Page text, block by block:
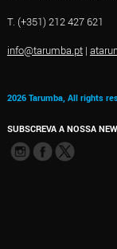
T. (+351) 212 427 621
info@tarumba.pt|
2026 Tarumba, All rights
SUBSCREVA A NOSSA